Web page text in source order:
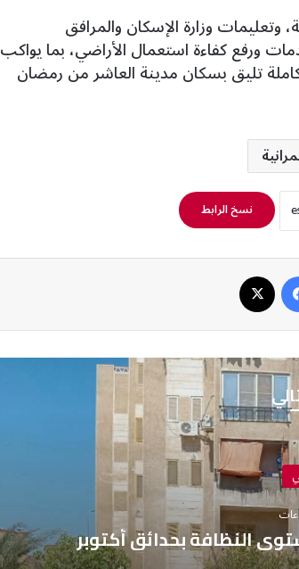
وتعليمات وزارة الإسكان والمرافق
ورفع كفاءة استعمال الأراضي، بما يواكب
تليق بسكان مدينة العاشر من رمضان
نسخ الرابط
النظافة بحدائق أكتوبر